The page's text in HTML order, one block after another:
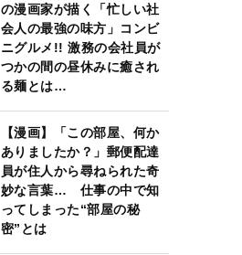
の漫画家が描く「忙しい社
会人の最強の味方」コンビ
ニグルメ!! 激務の会社員が
つかの間の昼休みに癒され
る麺とは…
【漫画】「この部屋、何か
ありましたか？」郵便配達
員が住人から尋ねられた奇
妙な言葉… 仕事の中で知
ってしまった“部屋の秘
密”とは